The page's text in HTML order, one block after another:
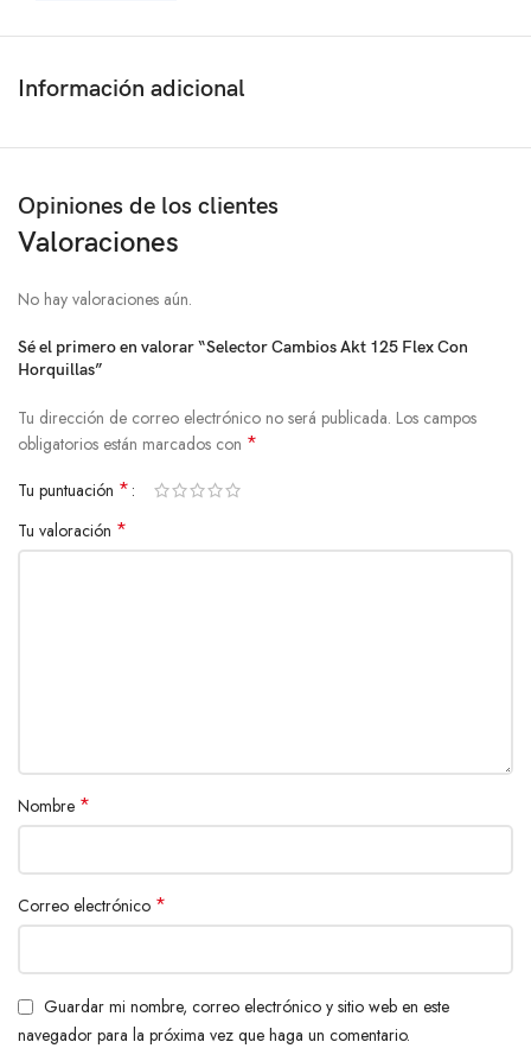
Información adicional
Opiniones de los clientes
Valoraciones
No hay valoraciones aún.
Sé el primero en valorar “Selector Cambios Akt 125 Flex Con
Horquillas”
Tu dirección de correo electrónico no será publicada. Los campos
obligatorios están marcados con *
Tu puntuación *
Tu valoración *
Nombre *
Correo electrónico *
Guardar mi nombre, correo electrónico y sitio web en este
navegador para la próxima vez que haga un comentario.